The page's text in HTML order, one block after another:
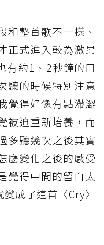
和整首歌不一樣、
正式進入較為激昂
有約1、2秒鐘的口
聽的時候特別注意
覺得好像有點滯澀
被迫重新培養，而
多聽幾次之後其實
麼變化之後的感受
覺得中間的留白太
成了這首〈Cry〉